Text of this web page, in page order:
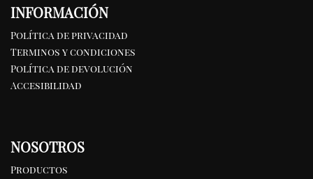
INFORMACIÓN
Política de privacidad
Terminos y condiciones
Política de devolución
Accesibilidad
NOSOTROS
Productos